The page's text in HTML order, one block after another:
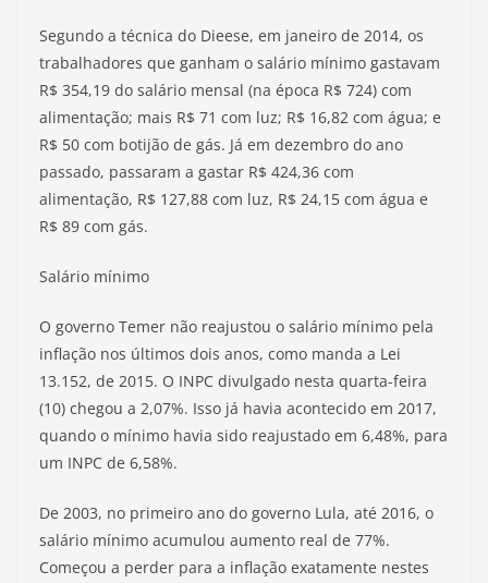
Segundo a técnica do Dieese, em janeiro de 2014, os
trabalhadores que ganham o salário mínimo gastavam
R$ 354,19 do salário mensal (na época R$ 724) com
alimentação; mais R$ 71 com luz; R$ 16,82 com água; e
R$ 50 com botijão de gás. Já em dezembro do ano
passado, passaram a gastar R$ 424,36 com
alimentação, R$ 127,88 com luz, R$ 24,15 com água e
R$ 89 com gás.
Salário mínimo
O governo Temer não reajustou o salário mínimo pela
inflação nos últimos dois anos, como manda a Lei
13.152, de 2015. O INPC divulgado nesta quarta-feira
(10) chegou a 2,07%. Isso já havia acontecido em 2017,
quando o mínimo havia sido reajustado em 6,48%, para
um INPC de 6,58%.
De 2003, no primeiro ano do governo Lula, até 2016, o
salário mínimo acumulou aumento real de 77%.
Começou a perder para a inflação exatamente nestes